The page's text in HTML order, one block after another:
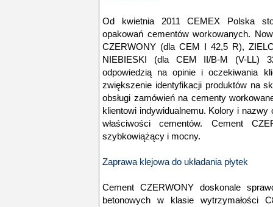
Od kwietnia 2011 CEMEX Polska
opakowań cementów workowanych.
CZERWONY (dla CEM I 42,5 R),
NIEBIESKI (dla CEM II/B-M (V-LL)
odpowiedzią na opinie i oczekiwania
zwiększenie identyfikacji produktów na
obsługi zamówień na cementy
klientowi indywidualnemu. Kolory i
właściwości cementów. Cement
szybkowiążący i mocny.
Zaprawa klejowa do układania płytek
Cement CZERWONY doskonale
betonowych w klasie wytrzymałości